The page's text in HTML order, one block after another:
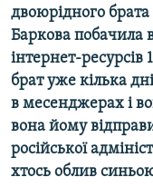
двоюрідного
Баркова побачила
інтернет-ресурсів
брат уже кілька
в месенджерах і
вона йому
російської
хтось облив